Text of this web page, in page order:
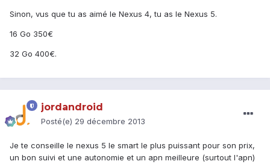
Sinon, vus que tu as aimé le Nexus 4, tu as le Nexus 5.
16 Go 350€
32 Go 400€.
jordandroid
Posté(e) 29 décembre 2013
Je te conseille le nexus 5 le smart le plus puissant pour son prix,
un bon suivi et une autonomie et un apn meilleure (surtout l'apn)